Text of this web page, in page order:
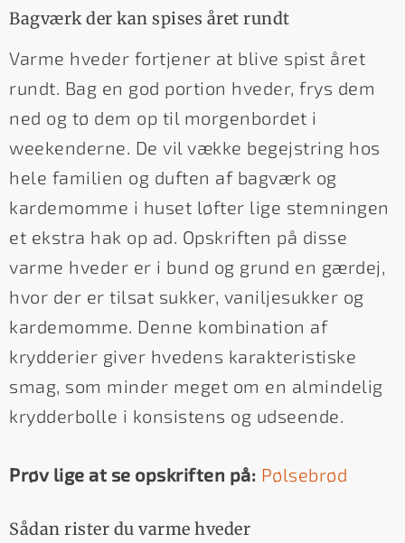
Bagværk der kan spises året rundt
Varme hveder fortjener at blive spist året
rundt. Bag en god portion hveder, frys dem
ned og tø dem op til morgenbordet i
weekenderne. De vil vække begejstring hos
hele familien og duften af bagværk og
kardemomme i huset løfter lige stemningen
et ekstra hak op ad. Opskriften på disse
varme hveder er i bund og grund en gærdej,
hvor der er tilsat sukker, vaniljesukker og
kardemomme. Denne kombination af
krydderier giver hvedens karakteristiske
smag, som minder meget om en almindelig
krydderbolle i konsistens og udseende.
Prøv lige at se opskriften på: Pølsebrød
Sådan rister du varme hveder